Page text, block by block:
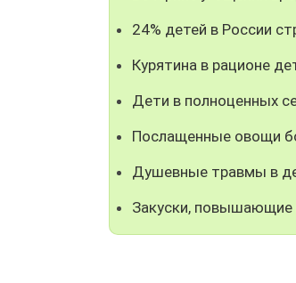
24% детей в России
Курятина в рационе
Дети в полноценных
Послащенные овощи
Душевные травмы в
Закуски, повышающие